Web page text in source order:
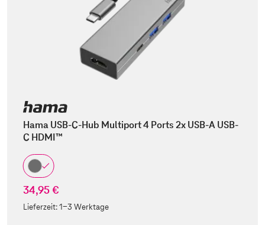
Hama USB-C-Hub Multiport 4 Ports 2x USB-A USB-
C HDMI™
34,95 €
Lieferzeit:1-3 Werktage